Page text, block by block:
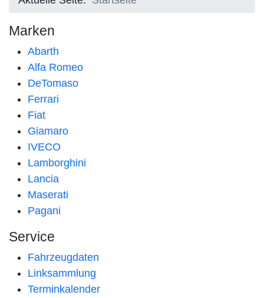
Marken
Abarth
Alfa Romeo
DeTomaso
Ferrari
Fiat
Giamaro
IVECO
Lamborghini
Lancia
Maserati
Pagani
Service
Fahrzeugdaten
Linksammlung
Terminkalender